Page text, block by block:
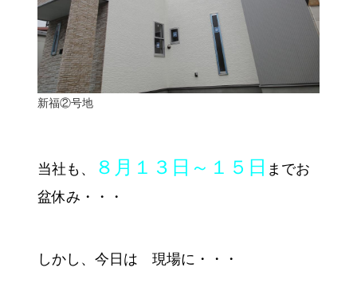
新福②号地
当社も、 ８月１３日～１５日 までお
盆休み・・・
しかし、今日は 現場に・・・